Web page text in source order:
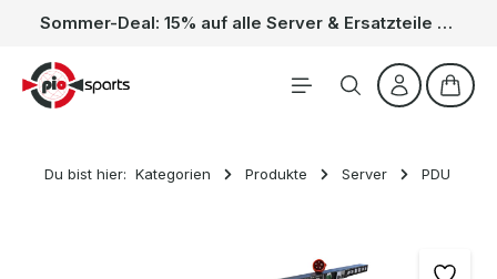
Zum Hauptinhalt springen Sommer-Deal: 15% auf alle Server & Ersatzteile – Kein Code nötig, der Rabatt wird automatisch im Warenkorb abgezogen. Gültig vom 01.06. bis 31.08.
Du bist hier: Kategorien Produkte Server PDU